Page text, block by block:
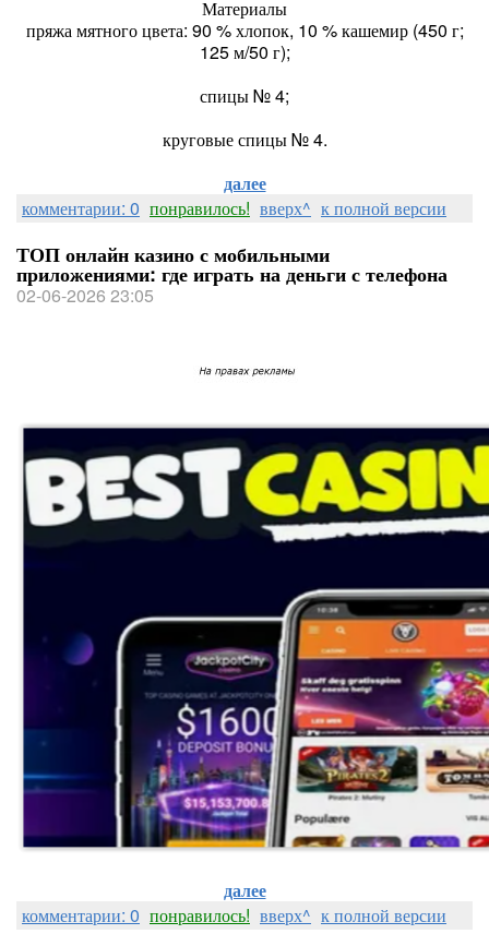
Материалы
пряжа мятного цвета: 90 % хлопок, 10 % кашемир (450 г;
125 м/50 г);
спицы № 4;
круговые спицы № 4.
далее
комментарии: 0 понравилось! вверх^ к полной версии
ТОП онлайн казино с мобильными
приложениями: где играть на деньги с телефона
02-06-2026 23:05
далее
комментарии: 0 понравилось! вверх^ к полной версии